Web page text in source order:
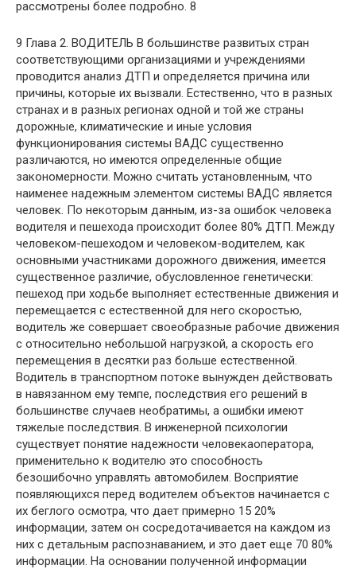
рассмотрены более подробно. 8
9 Глава 2. ВОДИТЕЛЬ В большинстве развитых стран
соответствующими организациями и учреждениями
проводится анализ ДТП и определяется причина или
причины, которые их вызвали. Естественно, что в разных
странах и в разных регионах одной и той же страны
дорожные, климатические и иные условия
функционирования системы ВАДС существенно
различаются, но имеются определенные общие
закономерности. Можно считать установленным, что
наименее надежным элементом системы ВАДС является
человек. По некоторым данным, из-за ошибок человека
водителя и пешехода происходит более 80% ДТП. Между
человеком-пешеходом и человеком-водителем, как
основными участниками дорожного движения, имеется
существенное различие, обусловленное генетически:
пешеход при ходьбе выполняет естественные движения и
перемещается с естественной для него скоростью,
водитель же совершает своеобразные рабочие движения
с относительно небольшой нагрузкой, а скорость его
перемещения в десятки раз больше естественной.
Водитель в транспортном потоке вынужден действовать
в навязанном ему темпе, последствия его решений в
большинстве случаев необратимы, а ошибки имеют
тяжелые последствия. В инженерной психологии
существует понятие надежности человекаоператора,
применительно к водителю это способность
безошибочно управлять автомобилем. Восприятие
появляющихся перед водителем объектов начинается с
их беглого осмотра, что дает примерно 15 20%
информации, затем он сосредотачивается на каждом из
них с детальным распознаванием, и это дает еще 70 80%
информации. На основании полученной информации